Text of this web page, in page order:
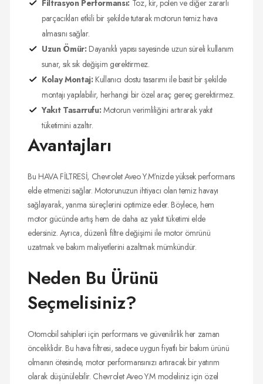
Filtrasyon Performansı: Toz, kir, polen ve diğer zararlı
parçacıkları etkili bir şekilde tutarak motorun temiz hava
almasını sağlar.
Uzun Ömür: Dayanıklı yapısı sayesinde uzun süreli kullanım
sunar, sık sık değişim gerektirmez.
Kolay Montaj: Kullanıcı dostu tasarımı ile basit bir şekilde
montajı yapılabilir, herhangi bir özel araç gereç gerektirmez.
Yakıt Tasarrufu: Motorun verimliliğini artırarak yakıt
tüketimini azaltır.
Avantajları
Bu HAVA FİLTRESİ, Chevrolet Aveo Y.M'nizde yüksek performans
elde etmenizi sağlar. Motorunuzun ihtiyacı olan temiz havayı
sağlayarak, yanma süreçlerini optimize eder. Böylece, hem
motor gücünde artış hem de daha az yakıt tüketimi elde
edersiniz. Ayrıca, düzenli filtre değişimi ile motor ömrünü
uzatmak ve bakım maliyetlerini azaltmak mümkündür.
Neden Bu Ürünü
Seçmelisiniz?
Otomobil sahipleri için performans ve güvenilirlik her zaman
önceliklidir. Bu hava filtresi, sadece uygun fiyatlı bir bakım ürünü
olmanın ötesinde, motor performansınızı artıracak bir yatırım
olarak düşünülebilir. Chevrolet Aveo Y.M modeliniz için özel